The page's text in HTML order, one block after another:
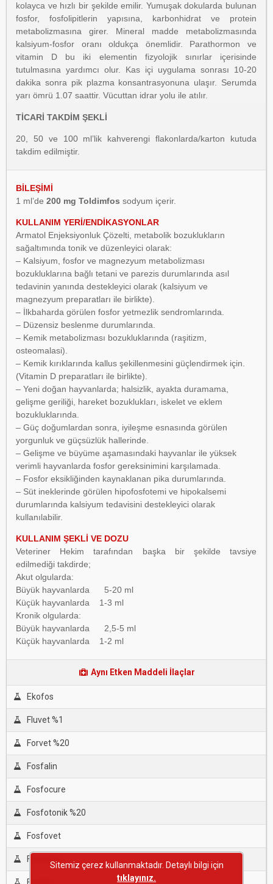
kolayca ve hızlı bir şekilde emilir. Yumuşak dokularda bulunan
fosfor, fosfolipitlerin yapısına, karbonhidrat ve protein
metabolizmasına girer. Mineral madde metabolizmasında
kalsiyum-fosfor oranı oldukça önemlidir. Parathormon ve
vitamin D bu iki elementin fizyolojik sınırlar içerisinde
tutulmasına yardımcı olur. Kas içi uygulama sonrası 10-20
dakika sonra pik plazma konsantrasyonuna ulaşır. Serumda
yarı ömrü 1.07 saattir. Vücuttan idrar yolu ile atılır.
TİCARİ TAKDİM ŞEKLİ
20, 50 ve 100 ml’lik kahverengi flakonlarda/karton kutuda
takdim edilmiştir.
BİLEŞİMİ
1 ml’de 200 mg Toldimfos sodyum içerir.
KULLANIM YERİ/ENDİKASYONLAR
Armatol Enjeksiyonluk Çözelti, metabolik bozuklukların
sağaltımında tonik ve düzenleyici olarak:
– Kalsiyum, fosfor ve magnezyum metabolizması
bozukluklarına bağlı tetani ve parezis durumlarında asıl
tedavinin yanında destekleyici olarak (kalsiyum ve
magnezyum preparatları ile birlikte).
– İlkbaharda görülen fosfor yetmezlik sendromlarında.
– Düzensiz beslenme durumlarında.
– Kemik metabolizması bozukluklarında (raşitizm,
osteomalasi).
– Kemik kırıklarında kallus şekillenmesini güçlendirmek için.
(Vitamin D preparatları ile birlikte).
– Yeni doğan hayvanlarda; halsizlik, ayakta duramama,
gelişme geriliği, hareket bozuklukları, iskelet ve eklem
bozukluklarında.
– Güç doğumlardan sonra, iyileşme esnasında görülen
yorgunluk ve güçsüzlük hallerinde.
– Gelişme ve büyüme aşamasındaki hayvanlar ile yüksek
verimli hayvanlarda fosfor gereksinimini karşılamada.
– Fosfor eksikliğinden kaynaklanan pika durumlarında.
– Süt ineklerinde görülen hipofosfotemi ve hipokalsemi
durumlarında kalsiyum tedavisini destekleyici olarak
kullanılabilir.
KULLANIM ŞEKLİ VE DOZU
Veteriner Hekim tarafından başka bir şekilde tavsiye
edilmediği takdirde;
Akut olgularda:
Büyük hayvanlarda 5-20 ml
Küçük hayvanlarda 1-3 ml
Kronik olgularda:
Büyük hayvanlarda 2,5-5 ml
Küçük hayvanlarda 1-2 ml
Aynı Etken Maddeli İlaçlar
Ekofos
Fluvet %1
Forvet %20
Fosfalin
Fosfocure
Fosfotonik %20
Fosfovet
Fostimol
Sitemiz çerez kullanmaktadır. Detaylı bilgi için
tıklayınız.